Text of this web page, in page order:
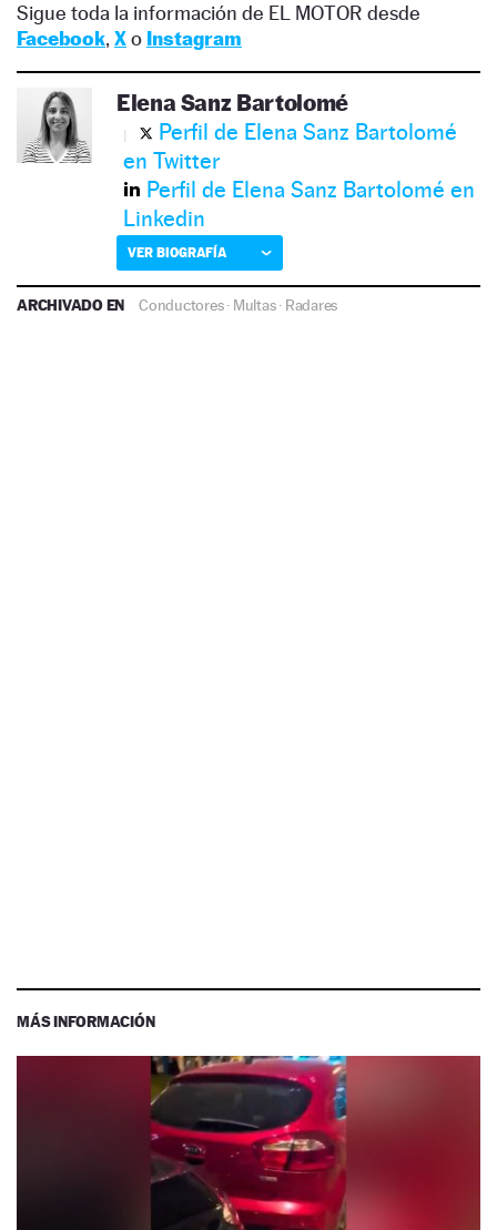
Sigue toda la información de EL MOTOR desde
Facebook, Xo Instagram
Elena Sanz Bartolomé
Perfil de Elena Sanz Bartolomé
en Twitter
Perfil de Elena Sanz Bartolomé en
Linkedin
VER BIOGRAFÍA
ARCHIVADO EN Conductores· Multas· Radares
MÁS INFORMACIÓN